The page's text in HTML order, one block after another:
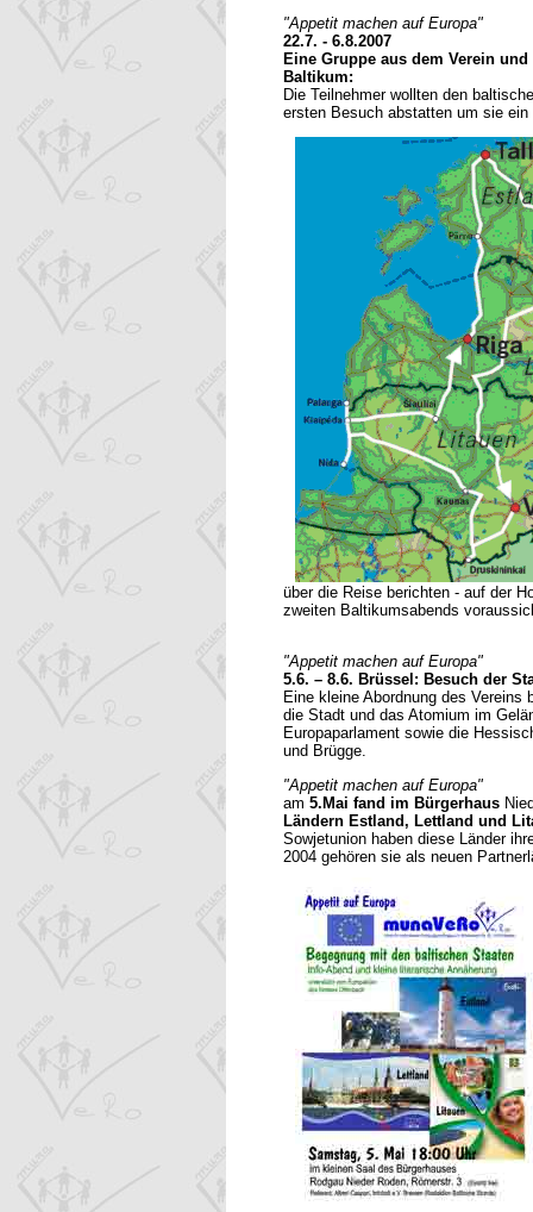
"Appetit machen auf Europa"
22.7. - 6.8.2007
Eine Gruppe aus dem Verein
Baltikum:
Die Teilnehmer wollten den
ersten Besuch abstatten um sie
über die Reise berichten - auf der
zweiten Baltikumsabends
"Appetit machen auf Europa"
5.6. – 8.6. Brüssel: Besuch der
Eine kleine Abordnung des
die Stadt und das Atomium im
Europaparlament sowie die
und Brügge.
"Appetit machen auf Europa"
am 5.Mai fand im Bürgerhaus
Ländern Estland, Lettland und
Sowjetunion haben diese Länder
2004 gehören sie als neuen